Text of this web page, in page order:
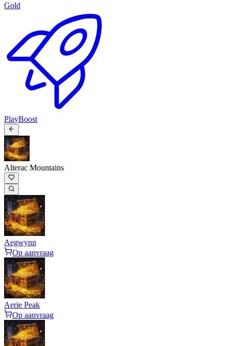
Gold
PlayBoost
Alterac Mountains
Aegwynn
Op aanvraag
Aerie Peak
Op aanvraag